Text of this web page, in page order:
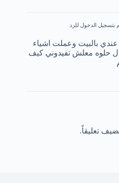
بتسجيل الدخول للرد
عندي بالبيت وعملت اشياء
حلوه معلش تفيدوني كيف
تعليقاً.